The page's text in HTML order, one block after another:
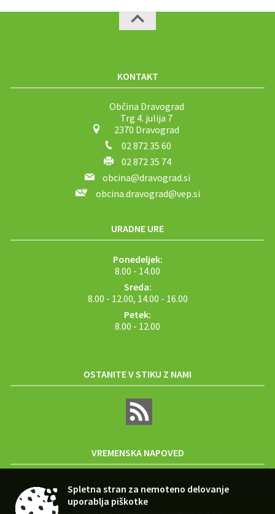
KONTAKT
Občina Dravograd
Trg 4. julija 7
2370 Dravograd
02 872 35 60
02 872 35 74
obcina@dravograd.si
obcina.dravograd@vep.si
URADNE URE
Ponedeljek:
8.00 - 14.00
Sreda:
8.00 - 12.00, 14.00 - 16.00
Petek:
8.00 - 12.00
OSTANITE V STIKU Z NAMI
VREMENSKA NAPOVED
Spletna stran za nemoteno delovanje
uporablja piškotke